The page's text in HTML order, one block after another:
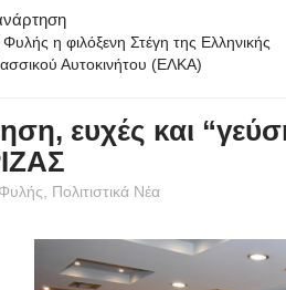
η φιλόξενη Στέγη της Ελληνικής
Αυτοκινήτου (ΕΛΚΑ)
ευχές και
Πολιτιστικά Νέα